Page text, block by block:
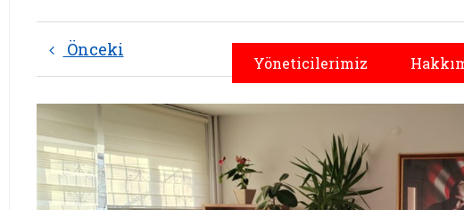
Yöneticilerimiz
Önceki